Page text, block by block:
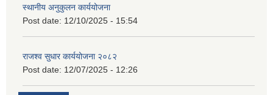
स्थानीय अनुकुलन कार्ययोजना
Post date: 12/10/2025 - 15:54
राजश्व सुधार कार्ययोजना २०८२
Post date: 12/07/2025 - 12:26